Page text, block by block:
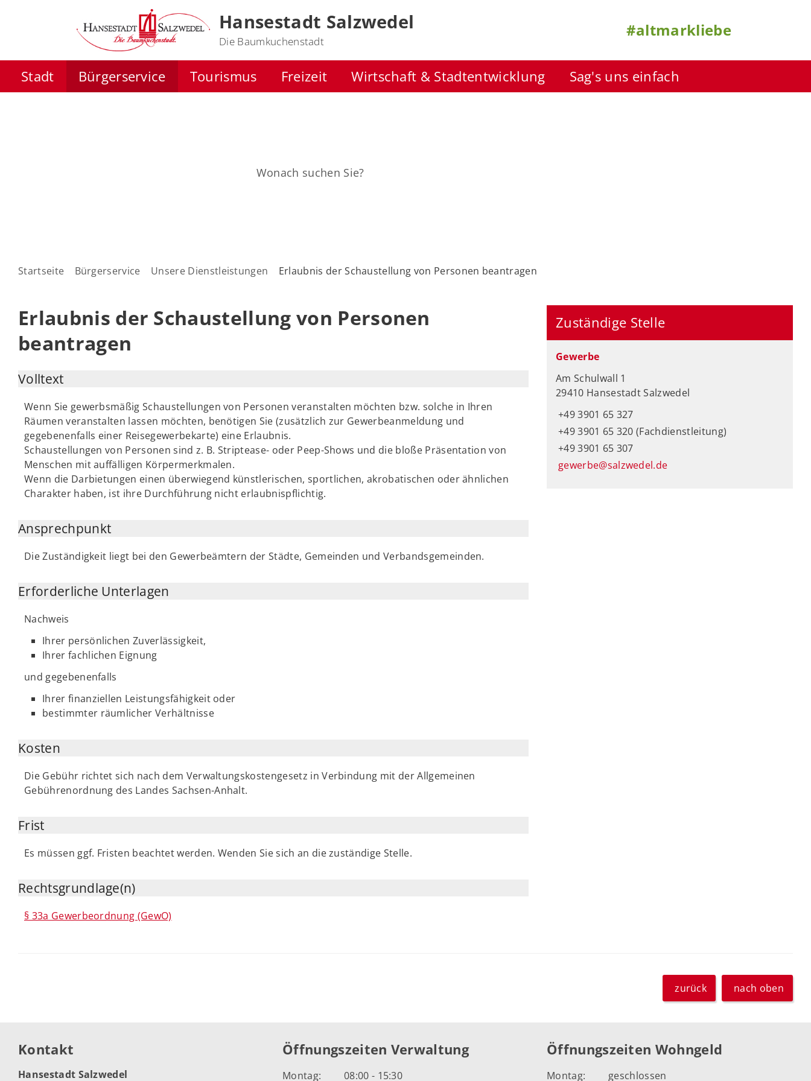
Hansestadt Salzwedel
Die Baumkuchenstadt
#altmarkliebe
Stadt Bürgerservice Tourismus Freizeit Wirtschaft & Stadtentwicklung Sag's uns einfach
Startseite Bürgerservice Unsere Dienstleistungen Erlaubnis der Schaustellung von Personen beantragen
Erlaubnis der Schaustellung von Personen
beantragen
Volltext
Wenn Sie gewerbsmäßig Schaustellungen von Personen veranstalten möchten bzw. solche in Ihren
Räumen veranstalten lassen möchten, benötigen Sie (zusätzlich zur Gewerbeanmeldung und
gegebenenfalls einer Reisegewerbekarte) eine Erlaubnis.
Schaustellungen von Personen sind z. B. Striptease- oder Peep-Shows und die bloße Präsentation von
Menschen mit auffälligen Körpermerkmalen.
Wenn die Darbietungen einen überwiegend künstlerischen, sportlichen, akrobatischen oder ähnlichen
Charakter haben, ist ihre Durchführung nicht erlaubnispflichtig.
Ansprechpunkt
Die Zuständigkeit liegt bei den Gewerbeämtern der Städte, Gemeinden und Verbandsgemeinden.
Erforderliche Unterlagen
Nachweis
Ihrer persönlichen Zuverlässigkeit,
Ihrer fachlichen Eignung
und gegebenenfalls
Ihrer finanziellen Leistungsfähigkeit oder
bestimmter räumlicher Verhältnisse
Kosten
Die Gebühr richtet sich nach dem Verwaltungskostengesetz in Verbindung mit der Allgemeinen
Gebührenordnung des Landes Sachsen-Anhalt.
Frist
Es müssen ggf. Fristen beachtet werden. Wenden Sie sich an die zuständige Stelle.
Rechtsgrundlage(n)
§ 33a Gewerbeordnung (GewO)
Zuständige Stelle
Gewerbe
Am Schulwall 1
29410 Hansestadt Salzwedel
+49 3901 65 327
+49 3901 65 320 (Fachdienstleitung)
+49 3901 65 307
gewerbe@salzwedel.de
zurück nach oben
Kontakt
Hansestadt Salzwedel
Öffnungszeiten Verwaltung
Montag: 08:00 - 15:30
Öffnungszeiten Wohngeld
Montag: geschlossen